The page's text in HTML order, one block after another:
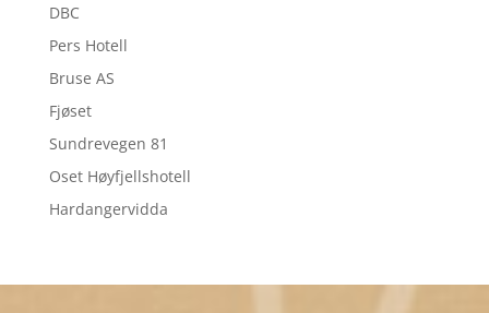
DBC
Pers Hotell
Bruse AS
Fjøset
Sundrevegen 81
Oset Høyfjellshotell
Hardangervidda